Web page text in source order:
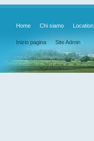
Home Chi siamo Location
Inizio pagina Site Admin